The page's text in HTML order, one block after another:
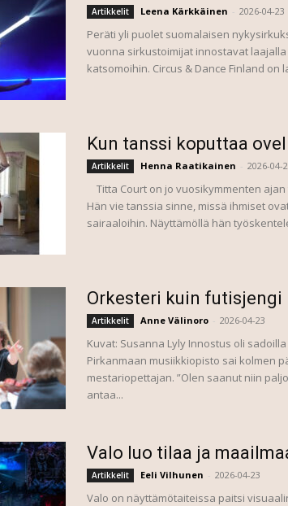
Artikkelit Leena Kärkkäinen - 2026-04-23
Peräti yli puolet suomalaisen
vuonna sirkustoimijat innostavat
katsomoihin. Circus & Dance Finland on
Kun tanssi koputtaa
Artikkelit Henna Raatikainen - 2026-04-
Titta Court on jo vuosikymmenten
Hän vie tanssia sinne, missä ihmiset
sairaaloihin. Näyttämöllä hän
Orkesteri kuin futisjengi
Artikkelit Anne Välinoro - 2026-04-23
Kuvat: Susanna Lyly Innostus oli
Pirkanmaan musiikkiopisto sai kolmen
mestariopettajan. ”Olen saanut niin
antaa...
Valo luo tilaa ja
Artikkelit Eeli Vilhunen - 2026-04-23
Valo on näyttämötaiteissa paitsi